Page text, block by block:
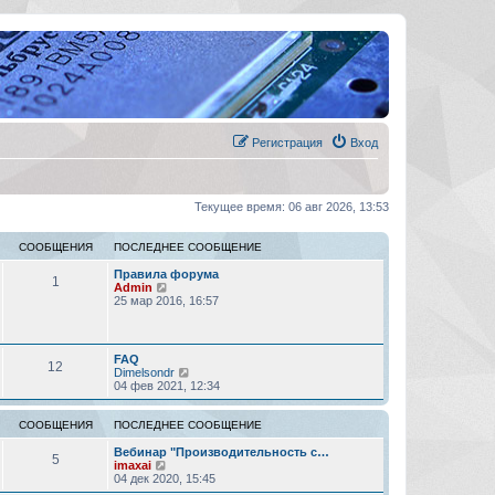
Вход
Регистрация
Текущее время: 06 авг 2026, 13:53
СООБЩЕНИЯ ПОСЛЕДНЕЕ СООБЩЕНИЕ
1
Правила форума
Admin
е
и
к
п
о
с
л
е
н
е
25 мар 2016, 16:57
12
FAQ
Dimelsondr
е
р
е
й
т
и
п
о
04 фев 2021, 12:34
СООБЩЕНИЯ ПОСЛЕДНЕЕ СООБЩЕНИЕ
5
Вебинар "Производительность с…
imaxai
е
р
04 дек 2020, 15:45